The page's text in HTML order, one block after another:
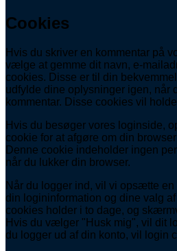
Cookies
Hvis du skriver en kommentar på
vælge at gemme dit navn, e-
cookies. Disse er til din
udfylde dine oplysninger igen, når
kommentar. Disse cookies vil
Hvis du besøger vores loginside,
cookie for at afgøre om din
Denne cookie indeholder ingen
når du lukker din browser.
Når du logger ind, vil vi opsætte
din logininformation og dine valg
cookies holder i to dage, og
Hvis du vælger "Husk mig", vil dit
du logger ud af din konto, vil login